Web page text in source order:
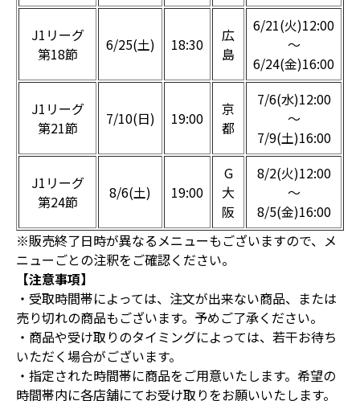
J1リーグ
第18節
6/25(土) 18:30
広
島
6/21(火)12:00
～
6/24(金)16:00
J1リーグ
第21節
7/10(日) 19:00
京
都
7/6(水)12:00
～
7/9(土)16:00
J1リーグ
第24節
8/6(土) 19:00
G
大
阪
8/2(火)12:00
～
8/5(金)16:00
※販売終了日時が異なるメニューもございますので、メ
ニューごとの注釈をご確認ください。
【注意事項】
・受取時間帯によっては、注文が出来ない商品、または
売り切れの商品もございます。予めご了承ください。
・商品や受け取りのタイミングによっては、若干お待ち
いただく場合がございます。
・指定された時間帯に商品をご用意いたします。希望の
時間帯内に各店舗にてお受け取りをお願いいたします。